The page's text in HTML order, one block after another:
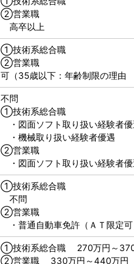
②営業職
高卒以上
①技術系総合職
②営業職
可（35歳以下：年齢制限の理由
不問
①技術系総合職
・図面ソフト取り扱い経験者優
・機械取り扱い経験者優遇
②営業職
・図面ソフト取り扱い経験者優
①技術系総合職
不問
②営業職
・普通自動車免許（ＡＴ限定可
①技術系総合職 270万円～
②営業職 330万円～440万円